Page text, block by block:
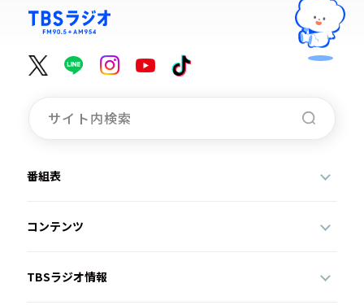
番組表
コンテンツ
TBSラジオ情報